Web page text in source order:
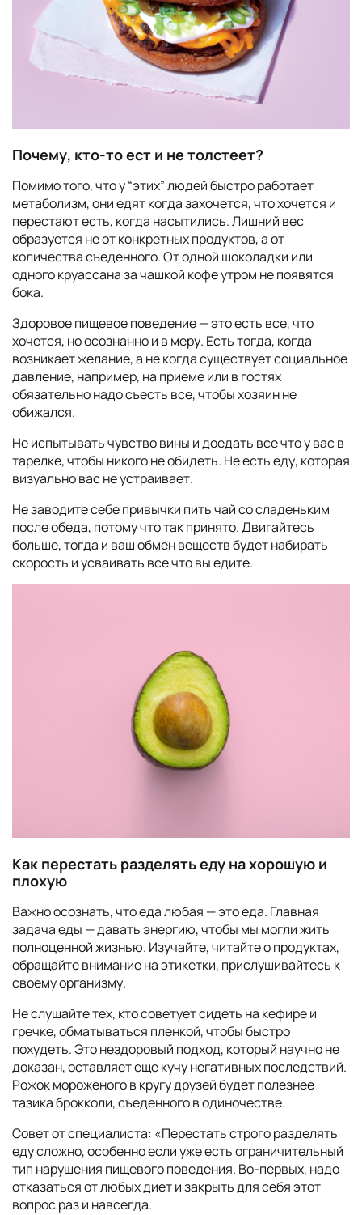
Почему, кто-то ест и не толстеет?
Помимо того, что у “этих” людей быстро работает
метаболизм, они едят когда захочется, что хочется и
перестают есть, когда насытились. Лишний вес
образуется не от конкретных продуктов, а от
количества съеденного. От одной шоколадки или
одного круассана за чашкой кофе утром не появятся
бока.
Здоровое пищевое поведение — это есть все, что
хочется, но осознанно и в меру. Есть тогда, когда
возникает желание, а не когда существует социальное
давление, например, на приеме или в гостях
обязательно надо съесть все, чтобы хозяин не
обижался.
Не испытывать чувство вины и доедать все что у вас в
тарелке, чтобы никого не обидеть. Не есть еду, которая
визуально вас не устраивает.
Не заводите себе привычки пить чай со сладеньким
после обеда, потому что так принято. Двигайтесь
больше, тогда и ваш обмен веществ будет набирать
скорость и усваивать все что вы едите.
Как перестать разделять еду на хорошую и
плохую
Важно осознать, что еда любая — это еда. Главная
задача еды — давать энергию, чтобы мы могли жить
полноценной жизнью. Изучайте, читайте о продуктах,
обращайте внимание на этикетки, прислушивайтесь к
своему организму.
Не слушайте тех, кто советует сидеть на кефире и
гречке, обматываться пленкой, чтобы быстро
похудеть. Это нездоровый подход, который научно не
доказан, оставляет еще кучу негативных последствий.
Рожок мороженого в кругу друзей будет полезнее
тазика брокколи, съеденного в одиночестве.
Совет от специалиста: «Перестать строго разделять
еду сложно, особенно если уже есть ограничительный
тип нарушения пищевого поведения. Во-первых, надо
отказаться от любых диет и закрыть для себя этот
вопрос раз и навсегда.